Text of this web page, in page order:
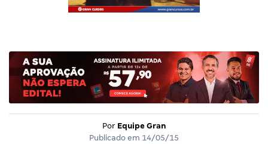
Por Equipe Gran
Publicado em 14/05/15